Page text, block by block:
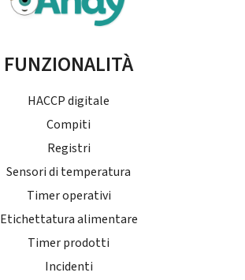
FUNZIONALITÀ
HACCP digitale
Compiti
Registri
Sensori di temperatura
Timer operativi
Etichettatura alimentare
Timer prodotti
Incidenti